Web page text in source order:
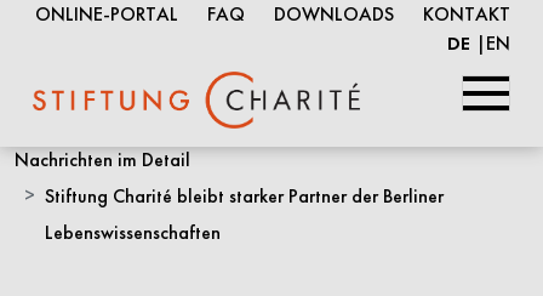
zum
Inhalt
ONLINE-PORTAL FAQ DOWNLOADS KONTAKT
DE EN
Nachrichten im Detail
Stiftung Charité bleibt starker Partner der Berliner
Lebenswissenschaften